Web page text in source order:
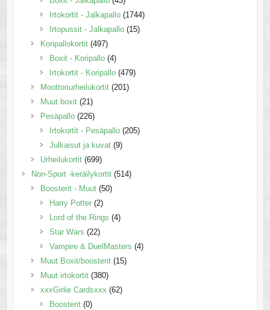
Irtokortit - Jalkapallo (1744)
Irtopussit - Jalkapallo (15)
Koripallokortit (497)
Boxit - Koripallo (4)
Irtokortit - Koripallo (479)
Moottoriurheilukortit (201)
Muut boxit (21)
Pesäpallo (226)
Irtokortit - Pesäpallo (205)
Julkaisut ja kuvat (9)
Urheilukortit (699)
Non-Sport -keräilykortit (514)
Boosterit - Muut (50)
Harry Potter (2)
Lord of the Rings (4)
Star Wars (22)
Vampire & DuelMasters (4)
Muut Boxit/boosterit (15)
Muut irtokortit (380)
xxxGirlie Cardsxxx (62)
Boosterit (0)